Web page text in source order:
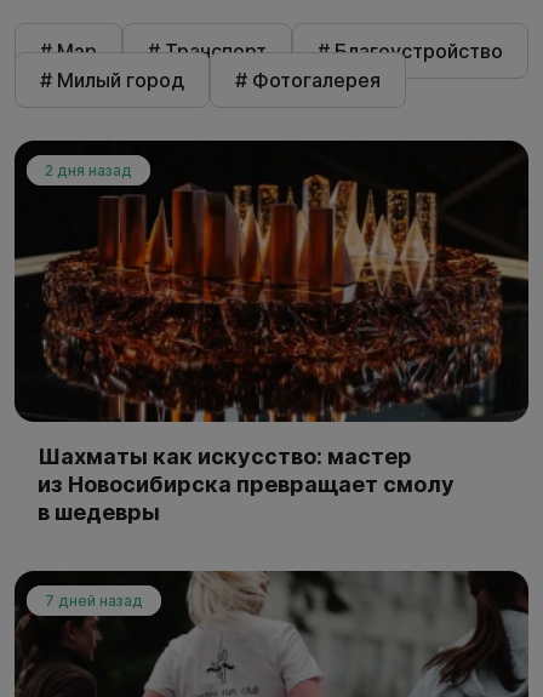
# Мэр # Транспорт
# Благоустройство
# Милый город
# Фотогалерея
2 дня назад
Шахматы как искусство: мастер
из Новосибирска превращает смолу
в шедевры
7 дней назад